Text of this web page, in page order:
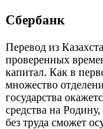
Сбербанк
Перевод из
проверенных
капитал. Как в
множество
государства
средства на
без труда сможет